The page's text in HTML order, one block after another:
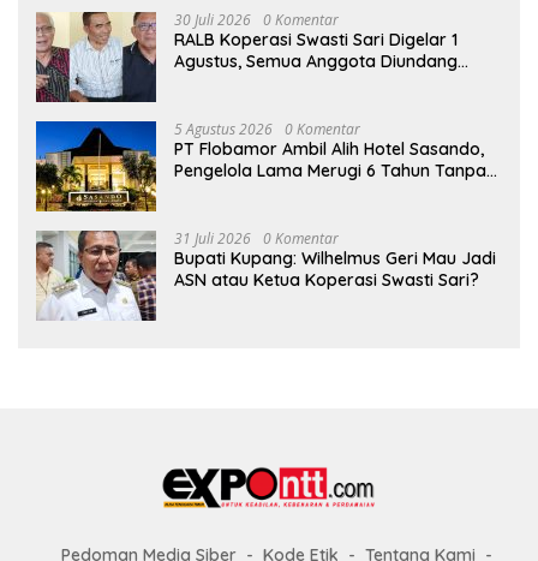
30 Juli 2026 0 Komentar
RALB Koperasi Swasti Sari Digelar 1
Agustus, Semua Anggota Diundang
5 Agustus 2026 0 Komentar
PT Flobamor Ambil Alih Hotel Sasando,
Pengelola Lama Merugi 6 Tahun Tanpa
31 Juli 2026 0 Komentar
Bupati Kupang: Wilhelmus Geri Mau Jadi
ASN atau Ketua Koperasi Swasti Sari?
Pedoman Media Siber Kode Etik Tentang Kami